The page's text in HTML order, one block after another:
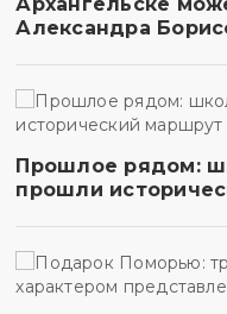
Александра
Прошлое рядом:
прошли